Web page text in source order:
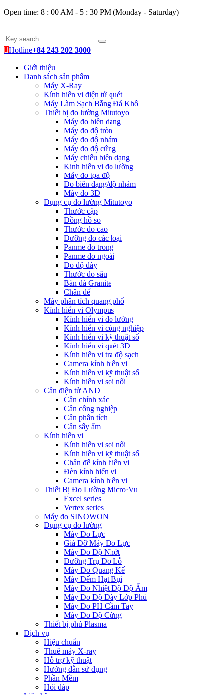
Open time: 8 : 00 AM - 5 : 30 PM (Monday - Saturday)
Hotline+84 243 202 3000
Giới thiệu
Danh sách sản phẩm
Máy X-Ray
Kính hiển vi điện tử quét
Máy Làm Sạch Bằng Đá Khô
Thiết bị đo lường Mitutoyo
Máy đo biên dạng
Máy đo độ tròn
Máy đo độ nhám
Máy đo độ cứng
Máy chiếu biên dạng
Kinh hiển vi đo lường
Máy đo tọa độ
Đo biên dạng/độ nhám
Máy đo 3D
Dụng cụ đo lường Mitutoyo
Thước cặp
Đồng hồ so
Thước đo cao
Dưỡng đo các loại
Panme đo trong
Panme đo ngoài
Đo độ dày
Thước đo sâu
Bàn đá Granite
Chân đế
Máy phân tích quang phổ
Kính hiển vi Olympus
Kính hiển vi đo lường
Kính hiển vi công nghiệp
Kính hiển vi kỹ thuật số
Kính hiển vi quét 3D
Kính hiển vi tra độ sạch
Camera kính hiển vi
Kính hiển vi kỹ thuật số
Kính hiển vi soi nổi
Cân điện tử AND
Cân chính xác
Cân công nghiệp
Cân phân tích
Cân sấy ẩm
Kính hiển vi
Kính hiển vi soi nổi
Kính hiển vi kỹ thuật số
Chân đế kính hiển vi
Đèn kính hiển vi
Camera kính hiển vi
Thiết Bị Đo Lường Micro·Vu
Excel series
Vertex series
Máy đo SINOWON
Dụng cụ đo lường
Máy Đo Lực
Giá Đỡ Máy Đo Lực
Máy Đo Độ Nhớt
Dưỡng Trụ Đo Lỗ
Máy Đo Quang Kế
Máy Đếm Hạt Bụi
Máy Đo Nhiệt Độ Độ Ẩm
Máy Đo Độ Dày Lớp Phủ
Máy Đo PH Cầm Tay
Máy Đo Độ Cứng
Thiết bị phủ Plasma
Dịch vụ
Hiệu chuẩn
Thuê máy X-ray
Hỗ trợ kỹ thuật
Hướng dẫn sử dụng
Phần Mềm
Hỏi đáp